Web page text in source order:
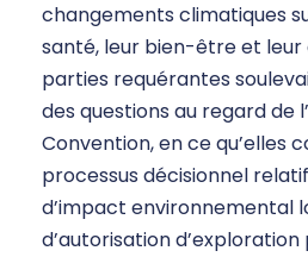
changements climatiques
santé, leur bien-être et leur
parties requérantes
des questions au regard de
Convention, en ce qu’elles
processus décisionnel
d’impact environnemental
d’autorisation